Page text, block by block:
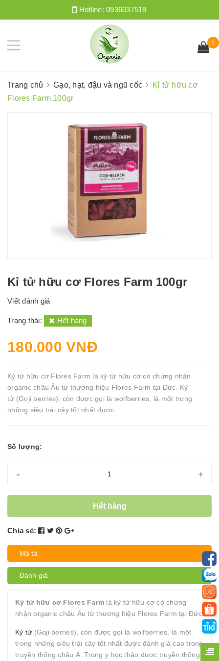
Hotline:0936037518
0
Trang chủ Gạo, hạt, đậu và ngũ cốc
Kỉ tử hữu cơ
Flores Farm 100gr
Kỉ tử hữu cơ Flores Farm 100gr
Viết đánh giá
Trạng thái: Hết hàng
180.000 VNĐ
Kỷ tử hữu cơ Flores Farm là kỷ tử hữu cơ có chứng nhận
organic châu Âu từ thương hiệu Flores Farm tại Đức. Kỷ
tử (Goji berries), còn được gọi là wolfberries, là một trong
những siêu trái cây tốt nhất được...
Số lượng:
- +
Hết hàng
Chia sẻ:
Mô tả
Đánh giá
Kỷ tử hữu cơ Flores Farm là kỷ tử hữu cơ có chứng
nhận organic châu Âu từ thương hiệu Flores Farm tại Đức.
Kỷ tử (Goji berries), còn được gọi là wolfberries, là một
trong những siêu trái cây tốt nhất được đánh giá cao trong
truyền thống châu Á. Trong y học thảo dược truyền thống